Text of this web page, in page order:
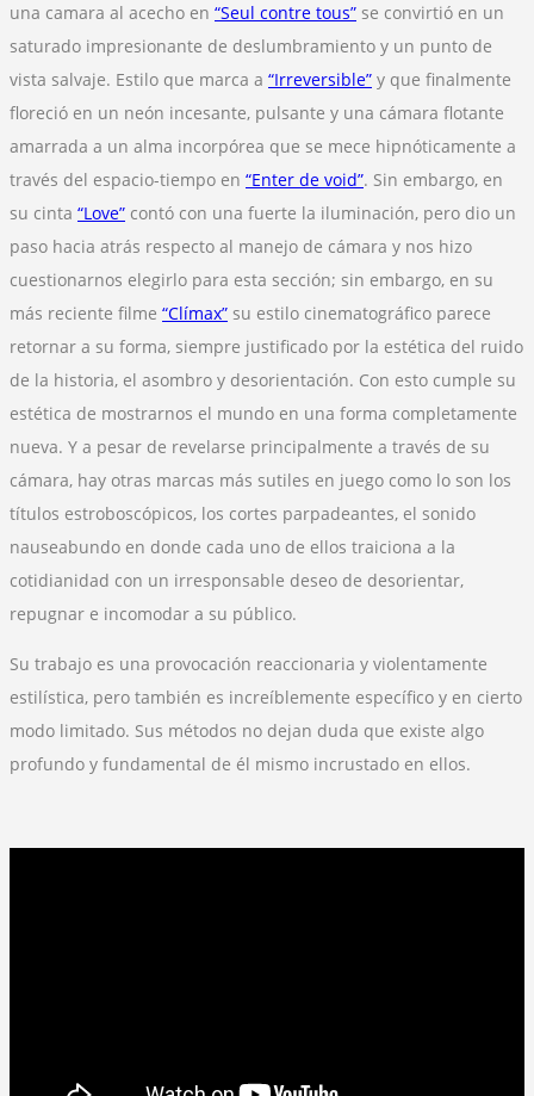
una camara al acecho en “Seul contre tous” se convirtió en un
saturado impresionante de deslumbramiento y un punto de
vista salvaje. Estilo que marca a “Irreversible” y que finalmente
floreció en un neón incesante, pulsante y una cámara flotante
amarrada a un alma incorpórea que se mece hipnóticamente a
través del espacio-tiempo en “Enter de void”. Sin embargo, en
su cinta “Love” contó con una fuerte la iluminación, pero dio un
paso hacia atrás respecto al manejo de cámara y nos hizo
cuestionarnos elegirlo para esta sección; sin embargo, en su
más reciente filme “Clímax” su estilo cinematográfico parece
retornar a su forma, siempre justificado por la estética del ruido
de la historia, el asombro y desorientación. Con esto cumple su
estética de mostrarnos el mundo en una forma completamente
nueva. Y a pesar de revelarse principalmente a través de su
cámara, hay otras marcas más sutiles en juego como lo son los
títulos estroboscópicos, los cortes parpadeantes, el sonido
nauseabundo en donde cada uno de ellos traiciona a la
cotidianidad con un irresponsable deseo de desorientar,
repugnar e incomodar a su público.
Su trabajo es una provocación reaccionaria y violentamente
estilística, pero también es increíblemente específico y en cierto
modo limitado. Sus métodos no dejan duda que existe algo
profundo y fundamental de él mismo incrustado en ellos.